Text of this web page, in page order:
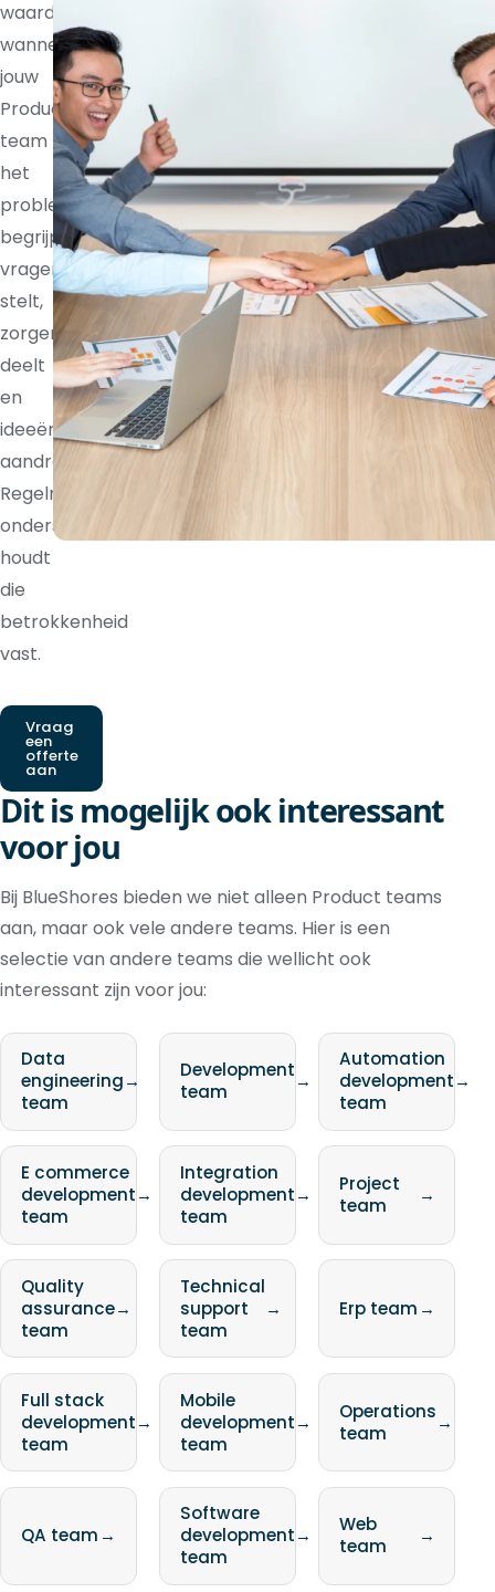
waardevoller
wanneer
jouw
Product
team
het
probleem
begrijpt,
vragen
stelt,
zorgen
deelt
en
ideeën
aandraagt.
Regelmatige
ondersteuning
houdt
die
betrokkenheid
vast.
Vraag
een
offerte
aan
Dit is mogelijk ook interessant
voor jou
Bij BlueShores bieden we niet alleen Product teams
aan, maar ook vele andere teams. Hier is een
selectie van andere teams die wellicht ook
interessant zijn voor jou:
Data
engineering
team
→
Development
team
→
Automation
development
team
→
E commerce
development
team
→
Integration
development
team
→
Project
team
→
Quality
assurance
team
→
Technical
support
team
→ Erp team →
Full stack
development
team
→
Mobile
development
team
→
Operations
team
→
QA team →
Software
development
team
→
Web
team
→